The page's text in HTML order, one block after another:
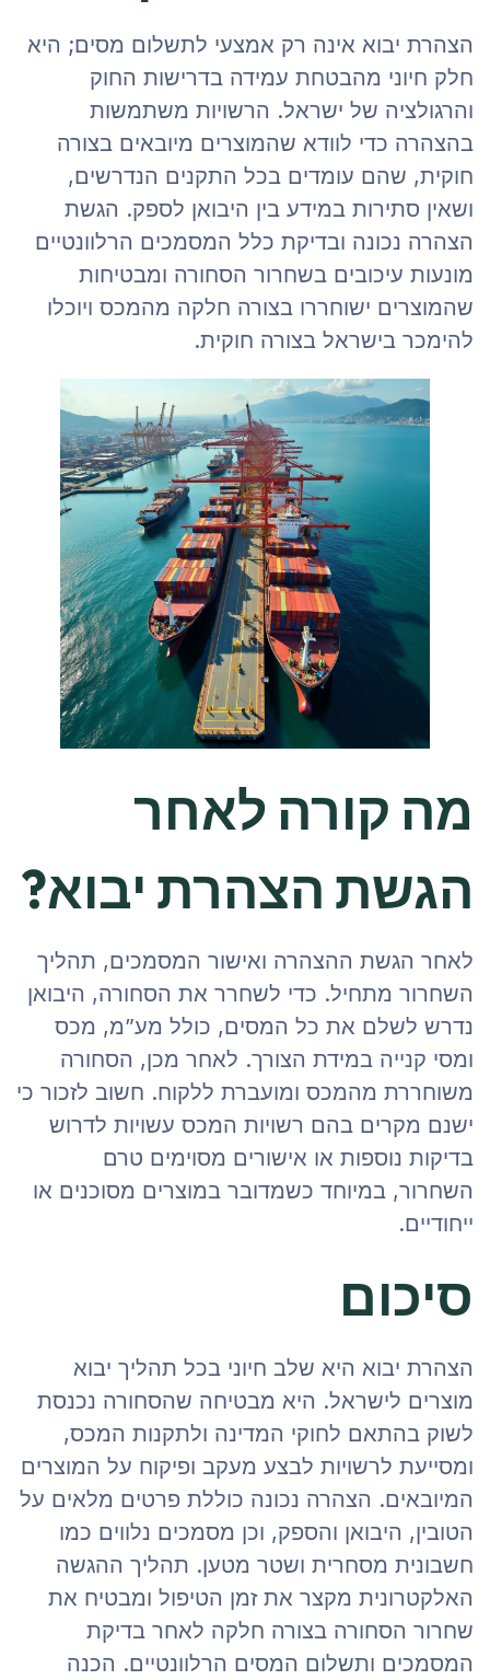
הצהרת יבוא אינה רק אמצעי לתשלום מסים; היא
חלק חיוני מהבטחת עמידה בדרישות החוק
והרגולציה של ישראל. הרשויות משתמשות
בהצהרה כדי לוודא שהמוצרים מיובאים בצורה
חוקית, שהם עומדים בכל התקנים הנדרשים,
ושאין סתירות במידע בין היבואן לספק. הגשת
הצהרה נכונה ובדיקת כלל המסמכים הרלוונטיים
מונעות עיכובים בשחרור הסחורה ומבטיחות
שהמוצרים ישוחררו בצורה חלקה מהמכס ויוכלו
להימכר בישראל בצורה חוקית.
מה קורה לאחר
הגשת הצהרת יבוא?
לאחר הגשת ההצהרה ואישור המסמכים, תהליך
השחרור מתחיל. כדי לשחרר את הסחורה, היבואן
נדרש לשלם את כל המסים, כולל מע”מ, מכס
ומסי קנייה במידת הצורך. לאחר מכן, הסחורה
משוחררת מהמכס ומועברת ללקוח. חשוב לזכור כי
ישנם מקרים בהם רשויות המכס עשויות לדרוש
בדיקות נוספות או אישורים מסוימים טרם
השחרור, במיוחד כשמדובר במוצרים מסוכנים או
ייחודיים.
סיכום
הצהרת יבוא היא שלב חיוני בכל תהליך יבוא
מוצרים לישראל. היא מבטיחה שהסחורה נכנסת
לשוק בהתאם לחוקי המדינה ולתקנות המכס,
ומסייעת לרשויות לבצע מעקב ופיקוח על המוצרים
המיובאים. הצהרה נכונה כוללת פרטים מלאים על
הטובין, היבואן והספק, וכן מסמכים נלווים כמו
חשבונית מסחרית ושטר מטען. תהליך ההגשה
האלקטרונית מקצר את זמן הטיפול ומבטיח את
שחרור הסחורה בצורה חלקה לאחר בדיקת
המסמכים ותשלום המסים הרלוונטיים. הכנה